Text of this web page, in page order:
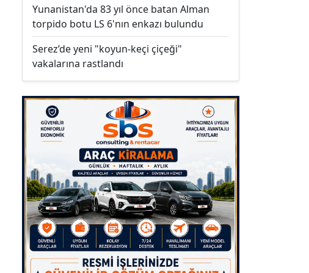
Yunanistan'da 83 yıl önce batan Alman
torpido botu LS 6'nın enkazı bulundu
Serez’de yeni "koyun-keçi çiçeği"
vakalarına rastlandı